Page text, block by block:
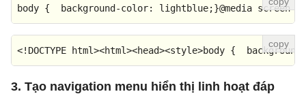
body { background-color: lightblue;}@media screen
<!DOCTYPE html><html><head><style>body {
3. Tạo navigation menu hiển thị linh hoạt đáp